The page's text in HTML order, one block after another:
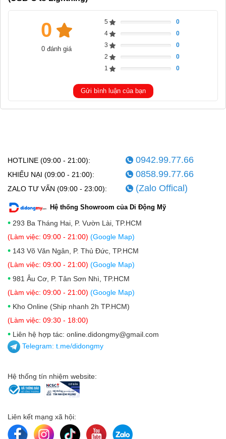
0
0 đánh giá
5
0
4
0
3
0
2
0
1
0
Gửi bình luận của bạn
HOTLINE (09:00 - 21:00): 0942.99.77.66
KHIẾU NẠI (09:00 - 21:00): 0858.99.77.66
ZALO TƯ VẤN (09:00 - 23:00): (Zalo Offical)
Hệ thống Showroom của Di Động Mỹ
• 293 Ba Tháng Hai, P. Vườn Lài, TP.HCM
(Làm việc: 09:00 - 21:00) (Google Map)
• 143 Võ Văn Ngân, P. Thủ Đức, TP.HCM
(Làm việc: 09:00 - 21:00) (Google Map)
• 981 Âu Cơ, P. Tân Sơn Nhì, TP.HCM
(Làm việc: 09:00 - 21:00) (Google Map)
• Kho Online (Ship nhanh 2h TP.HCM)
(Làm việc: 09:30 - 18:00)
• Liên hệ hợp tác: online.didongmy@gmail.com
Telegram: t.me/didongmy
Hệ thống tín nhiệm website:
Liên kết mạng xã hội: